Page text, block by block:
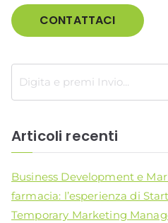
CONTATTACI
Articoli recenti
Business Development e
farmacia: l’esperienza di
Temporary Marketing